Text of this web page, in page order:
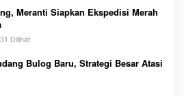
Meranti Siapkan Ekspedisi Merah
Dilihat
Bulog Baru, Strategi Besar Atasi